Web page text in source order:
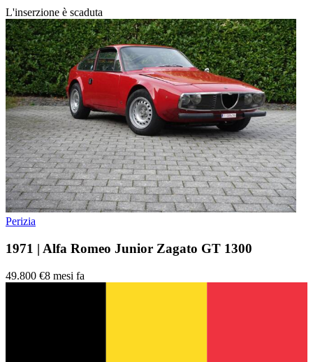
L'inserzione è scaduta
Perizia
1971 | Alfa Romeo Junior Zagato GT 1300
49.800 €8 mesi fa